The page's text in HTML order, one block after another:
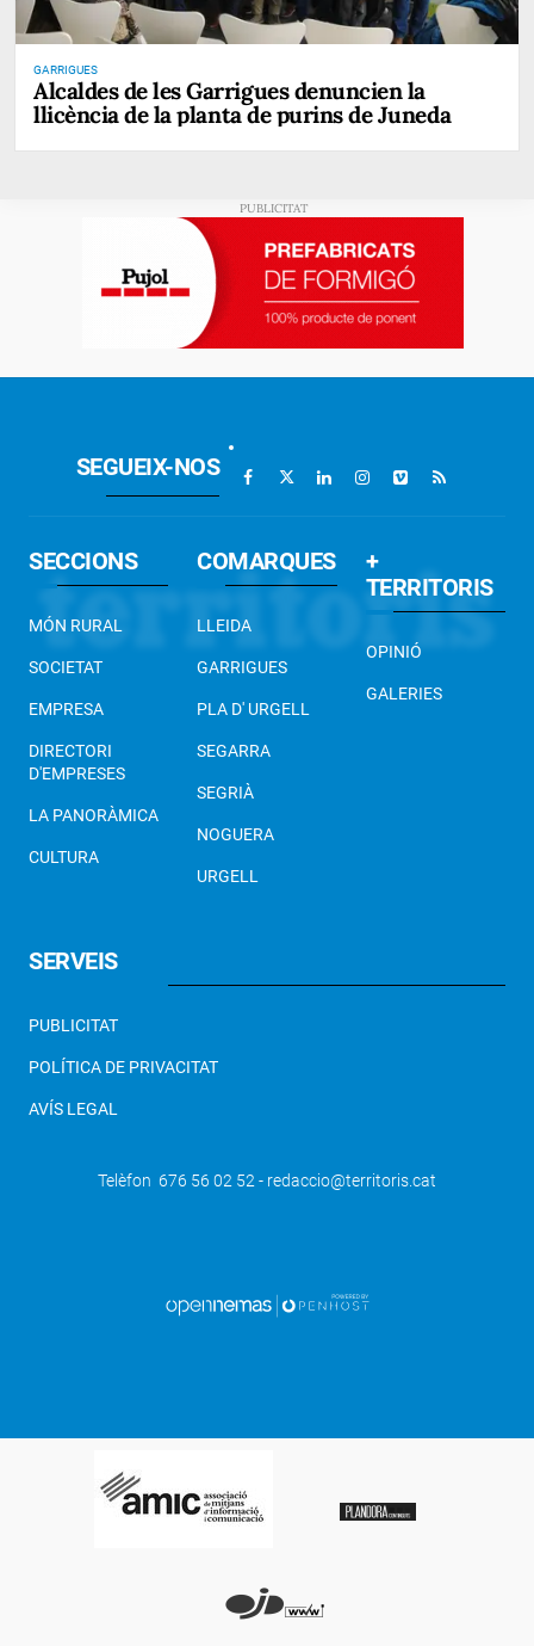
GARRIGUES
Alcaldes de les Garrigues denuncien la
llicència de la planta de purins de Juneda
SEGUEIX-NOS
SECCIONS
MÓN RURAL
SOCIETAT
EMPRESA
DIRECTORI
D'EMPRESES
LA PANORÀMICA
CULTURA
COMARQUES
LLEIDA
GARRIGUES
PLA D' URGELL
SEGARRA
SEGRIÀ
NOGUERA
URGELL
+
TERRITORIS
OPINIÓ
GALERIES
SERVEIS
PUBLICITAT
POLÍTICA DE PRIVACITAT
AVÍS LEGAL
Telèfon 676 56 02 52 - redaccio@territoris.cat